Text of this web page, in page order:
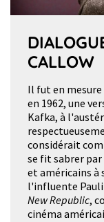
CALLOW
Il fut en
en 1962, une
Kafka, à
considérait
se fit sabrer
et américains à
l'influente
New Republic,
cinéma